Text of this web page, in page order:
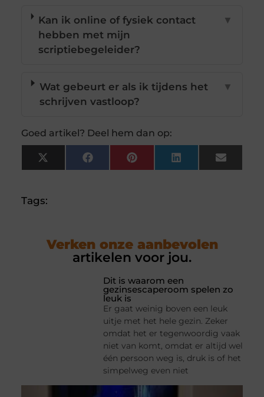
Kan ik online of fysiek contact
hebben met mijn
scriptiebegeleider?
▼
Wat gebeurt er als ik tijdens het
schrijven vastloop?
▼
Goed artikel? Deel hem dan op:
X
(Twitter)
FacebookPinterestLinkedInEmail
Tags:
Verken onze aanbevolen
artikelen voor jou.
Dit is waarom een
gezinsescaperoom spelen zo
leuk is
Er gaat weinig boven een leuk
uitje met het hele gezin. Zeker
omdat het er tegenwoordig vaak
niet van komt, omdat er altijd wel
één persoon weg is, druk is of het
simpelweg even niet